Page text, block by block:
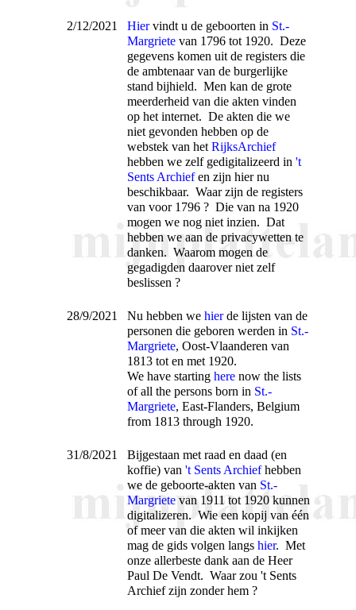
2/12/2021 Hiervindt u de geboorten in St.-
Margrietevan 1796 tot 1920. Deze
gegevens komen uit de registers die
de ambtenaar van de burgerlijke
stand bijhield. Men kan de grote
meerderheid van die akten vinden
op het internet. De akten die we
niet gevonden hebben op de
webstek van het RijksArchief
hebben we zelf gedigitalizeerd in 't
Sents Archiefen zijn hier nu
beschikbaar. Waar zijn de registers
van voor 1796 ? Die van na 1920
mogen we nog niet inzien. Dat
hebben we aan de privacywetten te
danken. Waarom mogen de
gegadigden daarover niet zelf
beslissen ?
28/9/2021 Nu hebben we hierde lijsten van de
personen die geboren werden in St.-
Margriete, Oost-Vlaanderen van
1813 tot en met 1920.
We have starting herenow the lists
of all the persons born in St.-
Margriete, East-Flanders, Belgium
from 1813 through 1920.
31/8/2021
Bijgestaan met raad en daad (en
koffie) van 't Sents Archiefhebben
we de geboorte-akten van St.-
Margrietevan 1911 tot 1920 kunnen
digitalizeren. Wie een kopij van één
of meer van die akten wil inkijken
mag de gids volgen langs hier. Met
onze allerbeste dank aan de Heer
Paul De Vendt. Waar zou 't Sents
Archief zijn zonder hem ?